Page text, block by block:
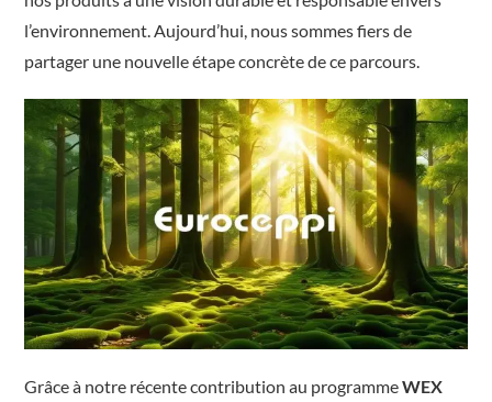
l’environnement. Aujourd’hui, nous sommes fiers de
partager une nouvelle étape concrète de ce parcours.
Grâce à notre récente contribution au programmeWEX